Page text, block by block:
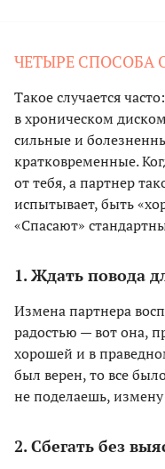
ЧЕТЫРЕ СПОСОБА
Такое случается
в хроническом
сильные и
кратковременные.
от тебя, а партнер
испытывает, быть
«Спасают»
1. Ждать повода
Измена партнера
радостью — вот она,
хорошей и в
был верен, то все
не поделаешь,
2. Сбегать без